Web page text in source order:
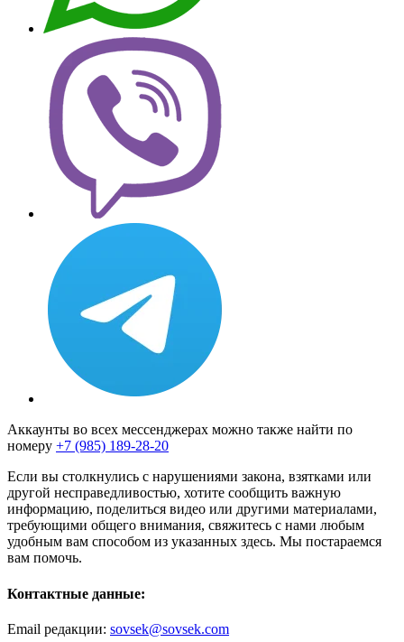
Аккаунты во всех мессенджерах можно также найти по
номеру +7 (985) 189-28-20
Если вы столкнулись с нарушениями закона, взятками или
другой несправедливостью, хотите сообщить важную
информацию, поделиться видео или другими материалами,
требующими общего внимания, свяжитесь с нами любым
удобным вам способом из указанных здесь. Мы постараемся
вам помочь.
Контактные данные:
Email редакции: sovsek@sovsek.com